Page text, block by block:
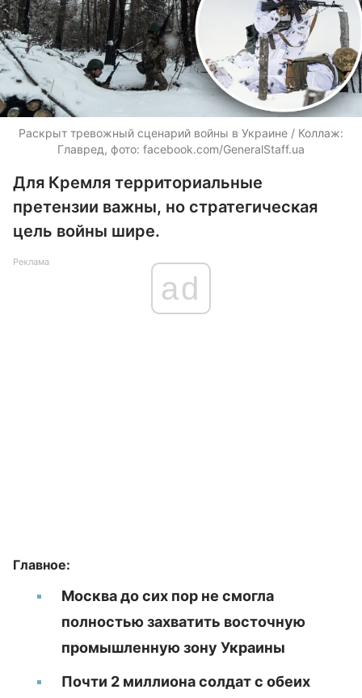
Раскрыт тревожный сценарий войны в Украине / Коллаж:
Главред, фото: facebook.com/GeneralStaff.ua
Для Кремля территориальные
претензии важны, но стратегическая
цель войны шире.
Реклама
ad
Главное:
Москва до сих пор не смогла
полностью захватить восточную
промышленную зону Украины
Почти 2 миллиона солдат с обеих